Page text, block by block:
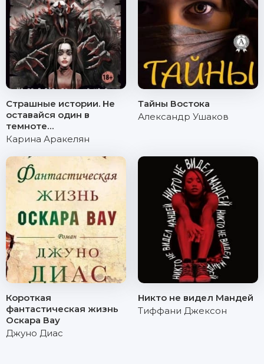
Страшные истории. Не
оставайся один в
темноте…
Карина Аракелян
Тайны Востока
Александр Ушаков
Короткая
фантастическая жизнь
Оскара Вау
Джуно Диас
Никто не видел Мандей
Тиффани Джексон